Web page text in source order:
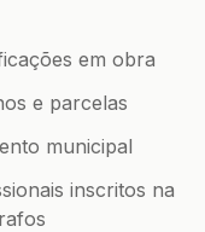
em obra
e parcelas
municipal
inscritos na